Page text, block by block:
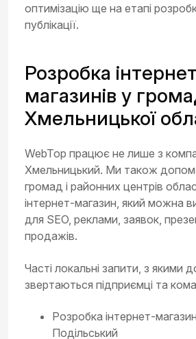
оптимізацію ще на етапі
публікації.
Розробка
магазинів у
Хмельницької
WebTop працює не лише з
Хмельницький. Ми також
громад і районних центрів
інтернет-магазин, який можна
для SEO, реклами, заявок,
продажів.
Часті локальні запити, з якими
звертаються підприємці та
Розробка інтернет-
Подільський